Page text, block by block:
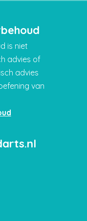
is niet
advies of
advies
van